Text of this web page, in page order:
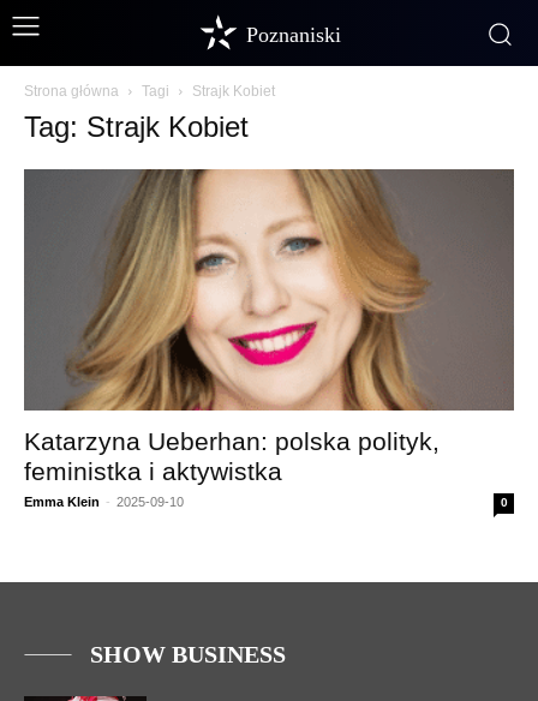
Poznaniski
Strona główna Tagi Strajk Kobiet
Tag: Strajk Kobiet
Katarzyna Ueberhan: polska polityk,
feministka i aktywistka
Emma Klein - 2025-09-10 0
SHOW BUSINESS